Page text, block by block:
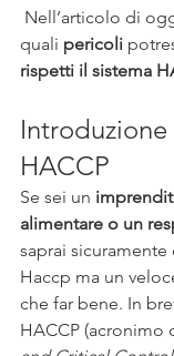
quali pericoli
rispetti il sistema
Introduzione
HACCP
Se sei un
alimentare o un
saprai sicuramente
Haccp ma un
che far bene. In
HACCP (acronimo